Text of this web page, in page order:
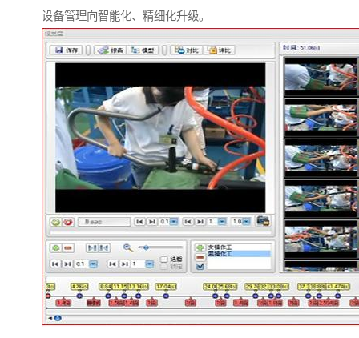
设备管理向智能化、精细化升级。